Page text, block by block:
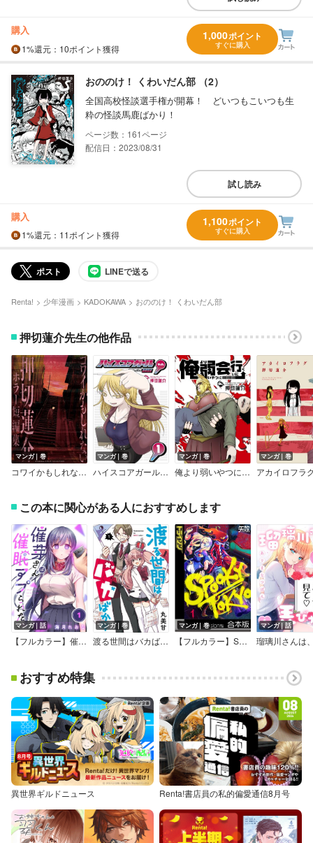
購入
1%還元 ：10ポイント獲得
1,000ポイント
すぐに購入
おののけ！ くわいだん部 （2）
全国高校怪談選手権が開幕！ どいつもこいつも生
粋の怪談馬鹿ばかり！
161
配信日：2023/08/31
試し読み
購入
1%還元 ：11ポイント獲得
1,100ポイント
すぐに購入
ポスト LINEで送る
Renta! 少年漫画 KADOKAWA おののけ！ くわいだん部
押切蓮介先生の他作品
マンガ｜巻
コワイかもしれない 押切蓮介ホラー短編集
マンガ｜巻
ハイスコアガール DASH【デジタル版限定特典付き】
マンガ｜巻
俺より弱いやつに会いに行く【デジタル版限定特典付き】
マンガ｜巻
アカイロフラ
この本に関心がある人におすすめします
マンガ｜話
【フルカラー】催芽さんは催眠アプられたい
マンガ｜巻
渡る世間はバカばかり
マンガ｜巻
【フルカラー】SPOOKY TOKYO《合本版》
マンガ｜話
おすすめ特集
異世界ギルドニュース Renta!書店員の私的偏愛通信8月号